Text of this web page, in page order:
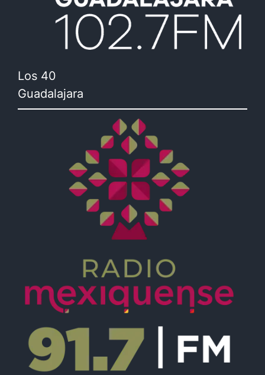
Los 40
Guadalajara